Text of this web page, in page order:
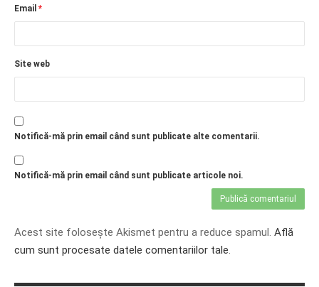
PRIETENI DIN BREASLA
Email *
Site web
Notifică-mă prin email când sunt publicate alte comentarii.
Notifică-mă prin email când sunt publicate articole noi.
Acest site folosește Akismet pentru a reduce spamul. Află
cum sunt procesate datele comentariilor tale.